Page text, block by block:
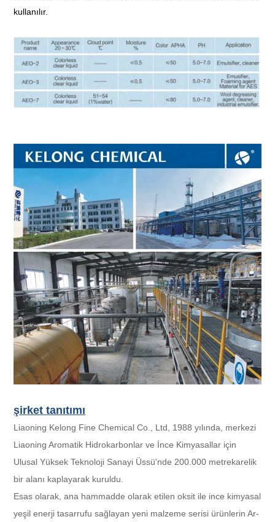
kullanılır.
şirket tanıtımı
Liaoning Kelong Fine Chemical Co., Ltd, 1988 yılında, merkezi
Liaoning Aromatik Hidrokarbonlar ve İnce Kimyasallar için
Ulusal Yüksek Teknoloji Sanayi Üssü'nde 200.000 metrekarelik
bir alanı kaplayarak kuruldu.
Esas olarak, ana hammadde olarak etilen oksit ile ince kimyasal
yeşil enerji tasarrufu sağlayan yeni malzeme serisi ürünlerin Ar-